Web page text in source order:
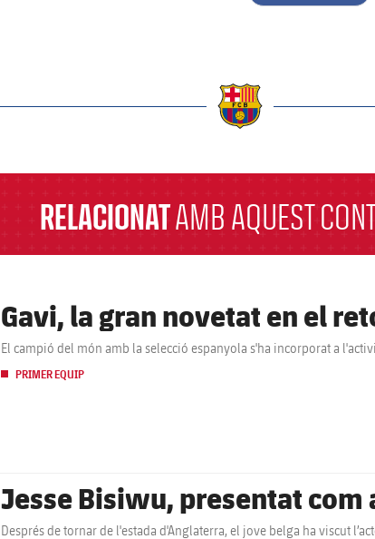
RELACIONATAMB AQUEST
Gavi, la gran novetat en el
El campió del món amb la selecció espanyola s'ha incorporat a
PRIMER EQUIP
Jesse Bisiwu, presentat com
Després de tornar de l'estada d'Anglaterra, el jove belga ha viscut